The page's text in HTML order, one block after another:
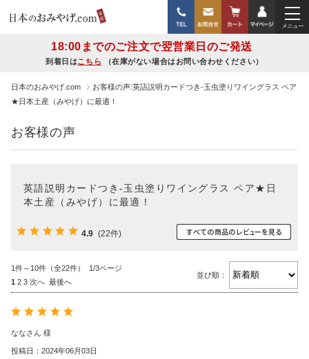
18:00までのご注文で翌営業日のご発送
到着日はこちら （在庫がない場合はお問い合わせください）
日本のおみやげ.com
お客様の声:英語説明カードつき-玉虫塗りワイングラス ペア
★日本土産（みやげ）に最適！
お客様の声
英語説明カードつき-玉虫塗りワイングラス ペア★日
本土産（みやげ）に最適！
4.9 (22件)
1件～10件（全22件） 1/3ページ
1 2 3 次へ 最後へ
並び順：
ななさん 様
投稿日：2024年06月03日